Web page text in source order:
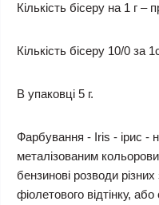
Кількість бісеру на 1 г –
Кількість бісеру 10/0 за
В упаковці 5 г.
Фарбування - Iris - ірис -
металізованим
бензинові розводи
фіолетового відтінку,